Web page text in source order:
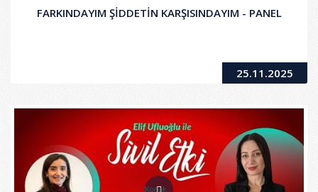
FARKINDAYIM ŞİDDETİN KARŞISINDAYIM - PANEL
25.11.2025